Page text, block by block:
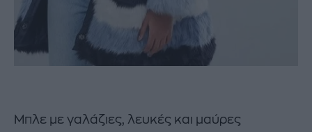
Mπλε με γαλάζιες, λευκές και μαύρες